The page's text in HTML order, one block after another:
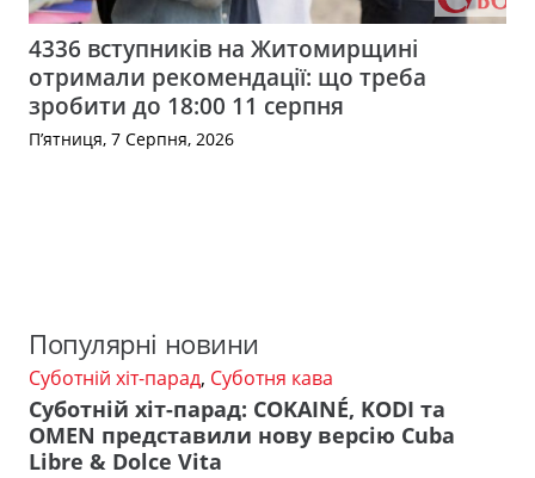
4336 вступників на Житомирщині
отримали рекомендації: що треба
зробити до 18:00 11 серпня
П’ятниця, 7 Серпня, 2026
Популярні новини
Суботній хіт-парад, Суботня кава
Суботній хіт-парад: COKAINÉ, KODI та
OMEN представили нову версію Cuba
Libre & Dolce Vita